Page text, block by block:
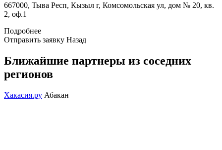
667000, Тыва Респ, Кызыл г, Комсомольская ул, дом № 20, кв.
2, оф.1
Подробнее
Отправить заявку Назад
Ближайшие партнеры из соседних
регионов
Хакасия.ру Абакан